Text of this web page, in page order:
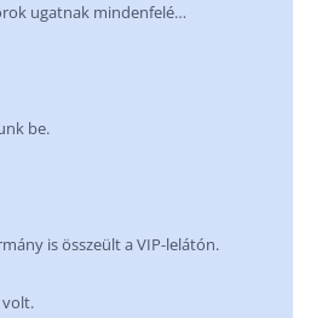
ugatnak mindenfelé…
be.
is összeült a VIP-lelátón.
volt.